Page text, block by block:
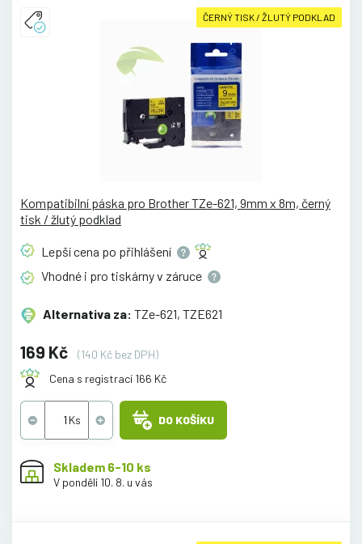
ČERNÝ TISK / ŽLUTÝ PODKLAD
Kompatibilní páska pro Brother TZe-621, 9mm x 8m, černý
tisk / žlutý podklad
Lepší cena po přihlášení
Vhodné i pro tiskárny v záruce
Alternativa za: TZe-621, TZE621
169 Kč
(140 Kč bez DPH)
Cena s registrací 166 Kč
DO KOŠÍKU
Skladem 6-10 ks
V pondělí 10. 8. u vás